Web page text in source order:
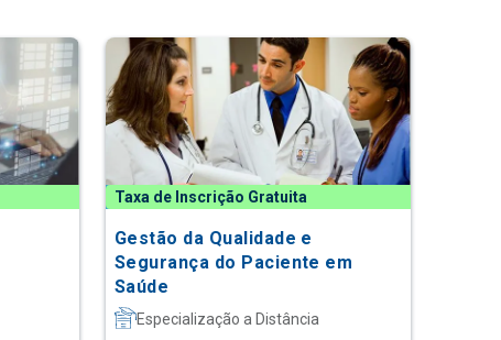
Taxa de Inscrição Gratuita
Gestão da Qualidade e
Segurança do Paciente em
Saúde
Especialização a Distância